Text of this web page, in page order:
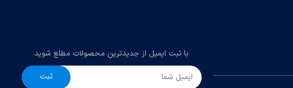
با ثبت ایمیل از جدیدترین محصولات مطلع شوید
ثبت